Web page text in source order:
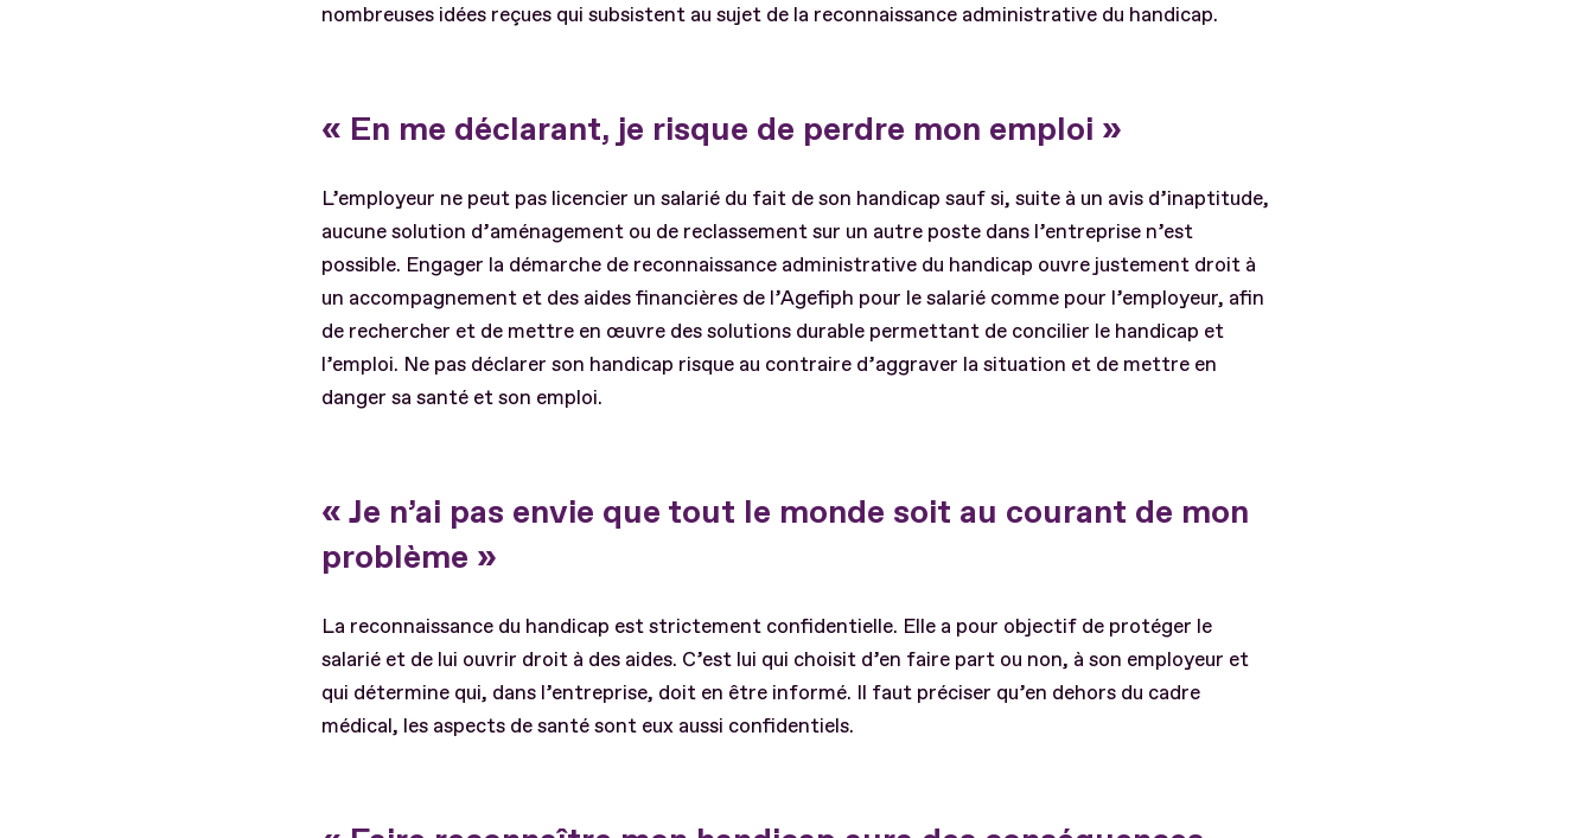
nombreuses idées reçues qui subsistent au sujet de la reconnaissance administrative du handicap.
« En me déclarant, je risque de perdre mon emploi »
L’employeur ne peut pas licencier un salarié du fait de son handicap sauf si, suite à un avis d’inaptitude,
aucune solution d’aménagement ou de reclassement sur un autre poste dans l’entreprise n’est
possible. Engager la démarche de reconnaissance administrative du handicap ouvre justement droit à
un accompagnement et des aides financières de l’Agefiph pour le salarié comme pour l’employeur, afin
de rechercher et de mettre en œuvre des solutions durable permettant de concilier le handicap et
l’emploi. Ne pas déclarer son handicap risque au contraire d’aggraver la situation et de mettre en
danger sa santé et son emploi.
« Je n’ai pas envie que tout le monde soit au courant de mon
problème »
La reconnaissance du handicap est strictement confidentielle. Elle a pour objectif de protéger le
salarié et de lui ouvrir droit à des aides. C’est lui qui choisit d’en faire part ou non, à son employeur et
qui détermine qui, dans l’entreprise, doit en être informé. Il faut préciser qu’en dehors du cadre
médical, les aspects de santé sont eux aussi confidentiels.